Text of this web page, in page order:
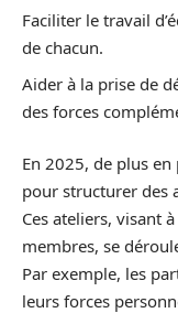
Faciliter le travail
de chacun.
Aider à la prise de
des forces
En 2025, de plus en
pour structurer des
Ces ateliers, visant
membres, se
Par exemple, les
leurs forces